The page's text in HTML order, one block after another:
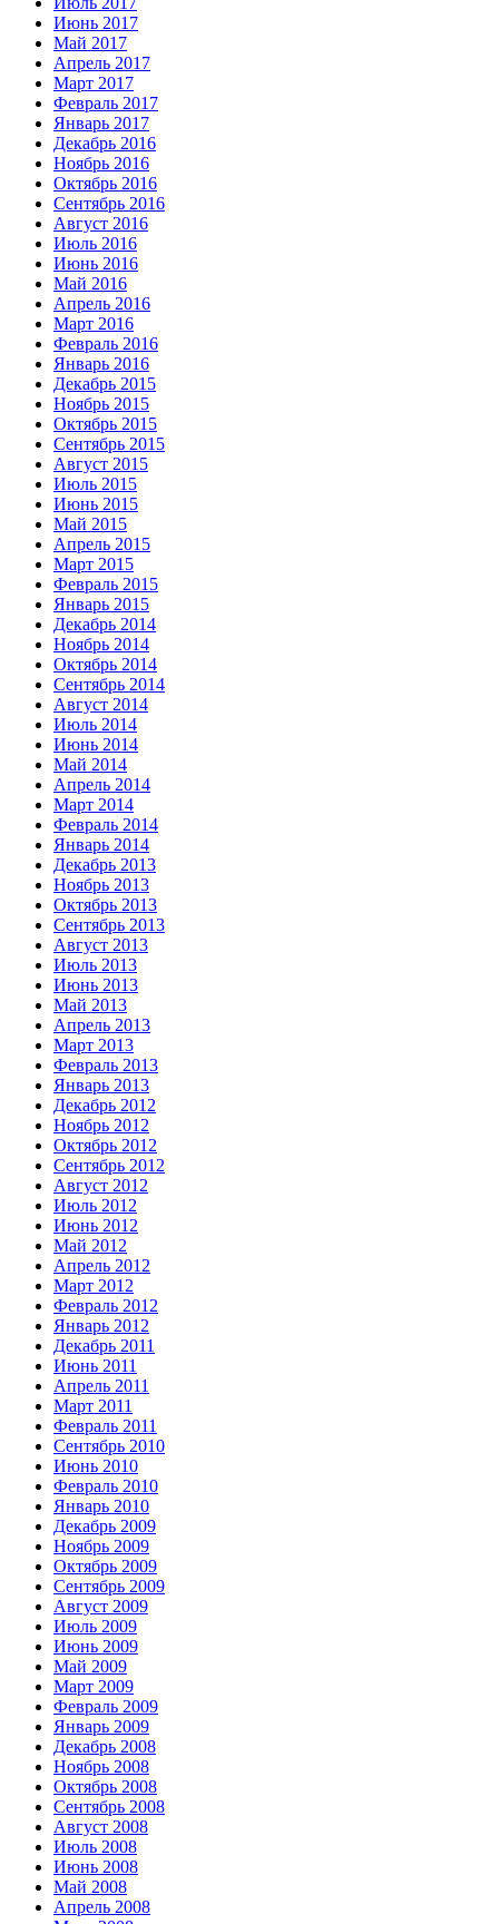
Июнь 2017
Май 2017
Апрель 2017
Март 2017
Февраль 2017
Январь 2017
Декабрь 2016
Ноябрь 2016
Октябрь 2016
Сентябрь 2016
Август 2016
Июль 2016
Июнь 2016
Май 2016
Апрель 2016
Март 2016
Февраль 2016
Январь 2016
Декабрь 2015
Ноябрь 2015
Октябрь 2015
Сентябрь 2015
Август 2015
Июль 2015
Июнь 2015
Май 2015
Апрель 2015
Март 2015
Февраль 2015
Январь 2015
Декабрь 2014
Ноябрь 2014
Октябрь 2014
Сентябрь 2014
Август 2014
Июль 2014
Июнь 2014
Май 2014
Апрель 2014
Март 2014
Февраль 2014
Январь 2014
Декабрь 2013
Ноябрь 2013
Октябрь 2013
Сентябрь 2013
Август 2013
Июль 2013
Июнь 2013
Май 2013
Апрель 2013
Март 2013
Февраль 2013
Январь 2013
Декабрь 2012
Ноябрь 2012
Октябрь 2012
Сентябрь 2012
Август 2012
Июль 2012
Июнь 2012
Май 2012
Апрель 2012
Март 2012
Февраль 2012
Январь 2012
Декабрь 2011
Июнь 2011
Апрель 2011
Март 2011
Февраль 2011
Сентябрь 2010
Июнь 2010
Февраль 2010
Январь 2010
Декабрь 2009
Ноябрь 2009
Октябрь 2009
Сентябрь 2009
Август 2009
Июль 2009
Июнь 2009
Май 2009
Март 2009
Февраль 2009
Январь 2009
Декабрь 2008
Ноябрь 2008
Октябрь 2008
Сентябрь 2008
Август 2008
Июль 2008
Июнь 2008
Май 2008
Апрель 2008